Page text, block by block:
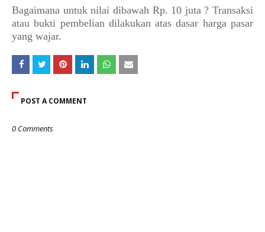
Bagaimana untuk nilai dibawah Rp. 10 juta ? Transaksi
atau bukti pembelian dilakukan atas dasar harga pasar
yang wajar.
POST A COMMENT
0 Comments